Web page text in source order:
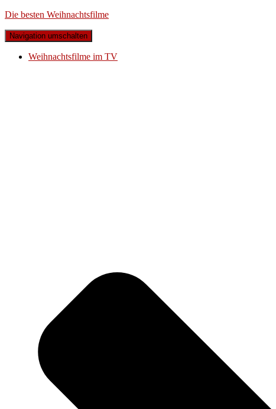
Die besten Weihnachtsfilme
Navigation umschalten
Weihnachtsfilme im TV